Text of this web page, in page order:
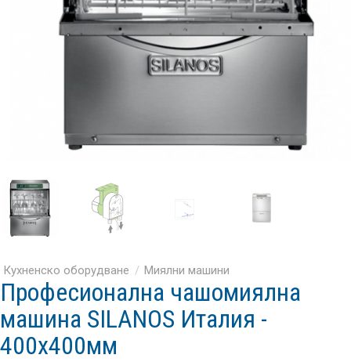
Кухненско оборудване Миялни машини
Професионална чашомиялна
машина SILANOS Италия -
400x400мм